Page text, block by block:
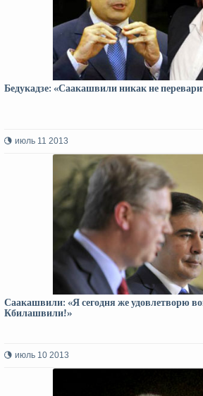
Бедукадзе: «Саакашвили никак не
июль 11 2013
Саакашвили: «Я сегодня же удовлетворю
Кбилашвили!»
июль 10 2013